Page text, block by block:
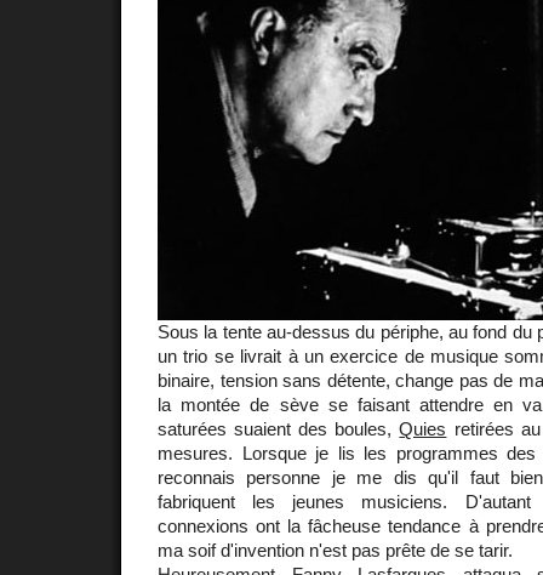
Sous la tente au-dessus du périphe, au fond du
un trio se livrait à un exercice de musique
binaire, tension sans détente, change pas de
la montée de sève se faisant attendre en
saturées suaient des boules,Quies retirées
mesures. Lorsque je lis les programmes
reconnais personne je me dis qu'il faut
fabriquent les jeunes musiciens.
connexions ont la fâcheuse tendance à
ma soif d'invention n'est pas prête de se tarir.